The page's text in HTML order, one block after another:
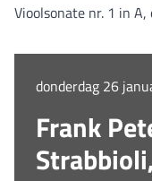
Vioolsonate nr. 1 in A,
donderdag 26
Frank